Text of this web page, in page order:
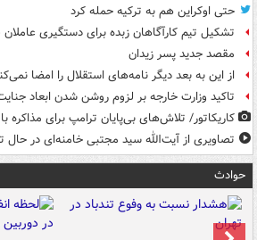
حتی اوکراین هم به ترکیه حمله کرد
تشکیل تیم کارآگاهان زبده برای دستگیری
مقصد جدید پسر زیدان
از این به بعد دیگر نامه‌های استقلال را امضا
تاکید وزارت خارجه بر لزوم روشن شدن ابعاد
کاریکاتور/ تلاش‌های بی‌پایان ترامپ برای مذاکره با
تصاویری از آیت‌الله سید مجتبی خامنه‌ای در حال
حوادث